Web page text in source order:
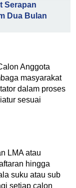
Serapan
Dua Bulan
Anggota
masyarakat
dalam proses
sesuai
LMA atau
hingga
suku atau sub
setiap calon